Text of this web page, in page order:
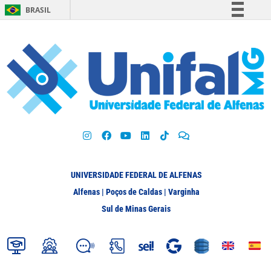
BRASIL
Participe
Acesso à informação
Legislação
UNIVERSIDADE FEDERAL DE ALFENAS
Alfenas | Poços de Caldas | Varginha
Sul de Minas Gerais